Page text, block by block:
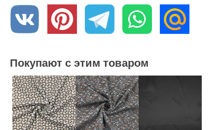
Покупают с этим товаром